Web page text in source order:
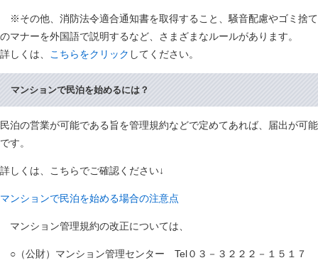
※その他、消防法令適合通知書を取得すること、騒音配慮やゴミ捨て
のマナーを外国語で説明するなど、さまざまなルールがあります。
詳しくは、
こちらをクリック してください。
マンションで民泊を始めるには？
民泊の営業が可能である旨を管理規約などで定めてあれば、届出が可能
です。
詳しくは、こちらでご確認ください↓
マンションで民泊を始める場合の注意点
マンション管理規約の改正については、
○（公財）マンション管理センター Tel０３－３２２２－１５１７